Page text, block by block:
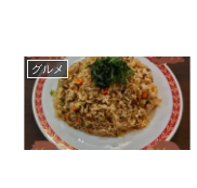
グルメ